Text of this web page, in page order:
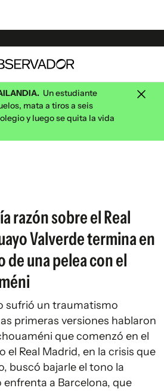
Un estudiante
mata a tiros a seis
y luego se quita la vida
razón sobre el Real
Valverde termina en
una pelea con el
sufrió un traumatismo
primeras versiones hablaron
que comenzó en el
el Real Madrid, en la crisis que
buscó bajarle el tono la
a Barcelona, que